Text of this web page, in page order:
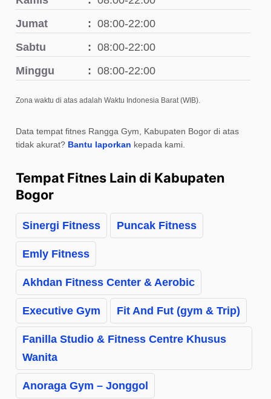
Jumat
08:00-22:00
Sabtu
08:00-22:00
Minggu
08:00-22:00
Zona waktu di atas adalah Waktu Indonesia Barat (WIB).
Data tempat fitnes Rangga Gym, Kabupaten Bogor di atas
tidak akurat? Bantu laporkan kepada kami.
Tempat Fitnes Lain di Kabupaten
Bogor
Sinergi Fitness Puncak Fitness
Emly Fitness
Akhdan Fitness Center & Aerobic
Executive Gym Fit And Fut (gym & Trip)
Fanilla Studio & Fitness Centre Khusus
Wanita
Anoraga Gym – Jonggol